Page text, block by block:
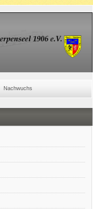
Nachwuchs